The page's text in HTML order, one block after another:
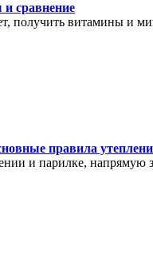
и сравнение
получить витамины и
правила
и парилке, напрямую